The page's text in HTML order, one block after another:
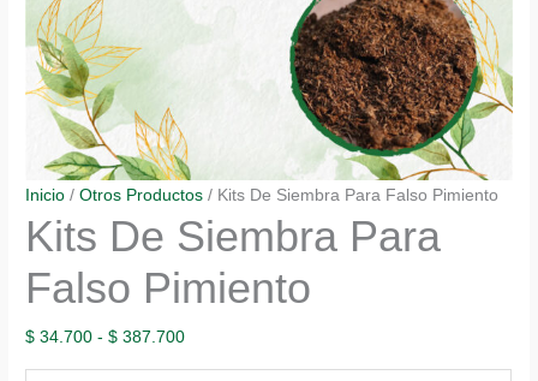
Inicio /Otros Productos / Kits De Siembra Para Falso Pimiento
Kits De Siembra Para
Falso Pimiento
$ 34.700 - $ 387.700Rango
de